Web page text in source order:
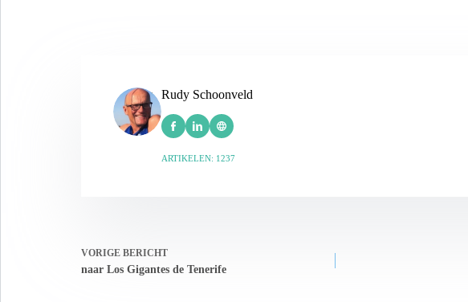
Rudy Schoonveld
ARTIKELEN: 1237
VORIGE BERICHT
naar Los Gigantes de Tenerife